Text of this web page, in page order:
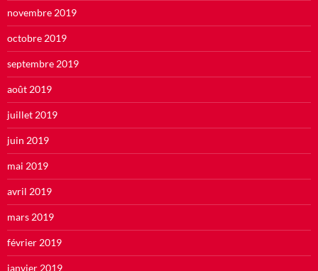
novembre 2019
octobre 2019
septembre 2019
août 2019
juillet 2019
juin 2019
mai 2019
avril 2019
mars 2019
février 2019
janvier 2019